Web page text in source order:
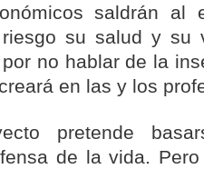
saldrán
su salud y su
no hablar de la
en las y los
pretende
de la vida.